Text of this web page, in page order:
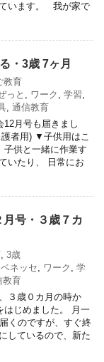
います。 我が家で
・3歳 7ヶ月
教育
っと , ワーク , 学習,
, 通信教育
12月号も届きまし
者用) ▼子供用はこ
供と一緒に作業す
いたり、 日常にお
号・３歳７カ
, 3歳
ベネッセ, ワーク , 学
教育
３歳０カ月の時か
はじめました。 月一
くのですが、すぐ終
しているので、新た